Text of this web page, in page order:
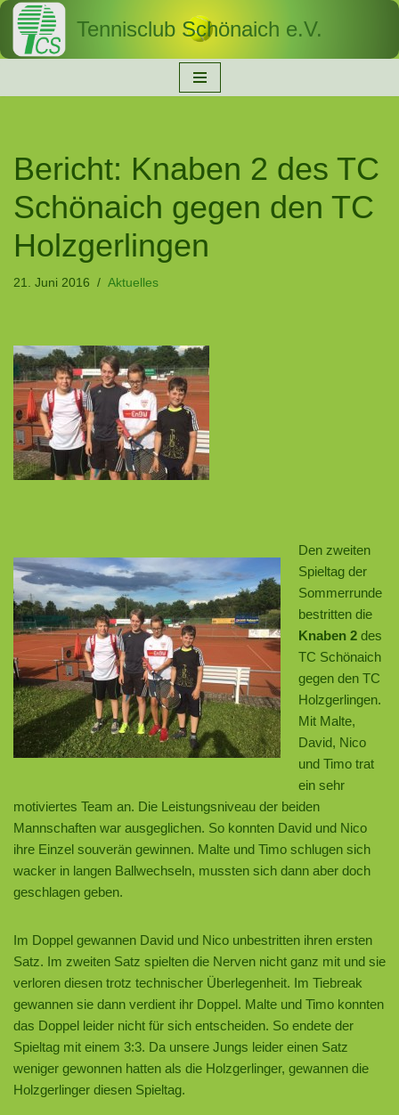
Zum
Tennisclub Schönaich e.V.
Bericht: Knaben 2 des TC
Schönaich gegen den TC
Holzgerlingen
21. Juni 2016 Aktuelles
Den zweiten
Spieltag der
Sommerrunde
bestritten die
Knaben 2 des
TC Schönaich
gegen den TC
Holzgerlingen.
Mit Malte,
David, Nico
und Timo trat
ein sehr
motiviertes Team an. Die Leistungsniveau der beiden
Mannschaften war ausgeglichen. So konnten David und Nico
ihre Einzel souverän gewinnen. Malte und Timo schlugen sich
wacker in langen Ballwechseln, mussten sich dann aber doch
geschlagen geben.
Im Doppel gewannen David und Nico unbestritten ihren ersten
Satz. Im zweiten Satz spielten die Nerven nicht ganz mit und sie
verloren diesen trotz technischer Überlegenheit. Im Tiebreak
gewannen sie dann verdient ihr Doppel. Malte und Timo konnten
das Doppel leider nicht für sich entscheiden. So endete der
Spieltag mit einem 3:3. Da unsere Jungs leider einen Satz
weniger gewonnen hatten als die Holzgerlinger, gewannen die
Holzgerlinger diesen Spieltag.